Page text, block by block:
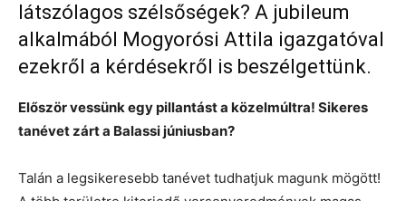
látszólagos szélsőségek? A jubileum
alkalmából Mogyorósi Attila igazgatóval
ezekről a kérdésekről is beszélgettünk.
Először vessünk egy pillantást a közelmúltra! Sikeres
tanévet zárt a Balassi júniusban?
Talán a legsikeresebb tanévet tudhatjuk magunk mögött!